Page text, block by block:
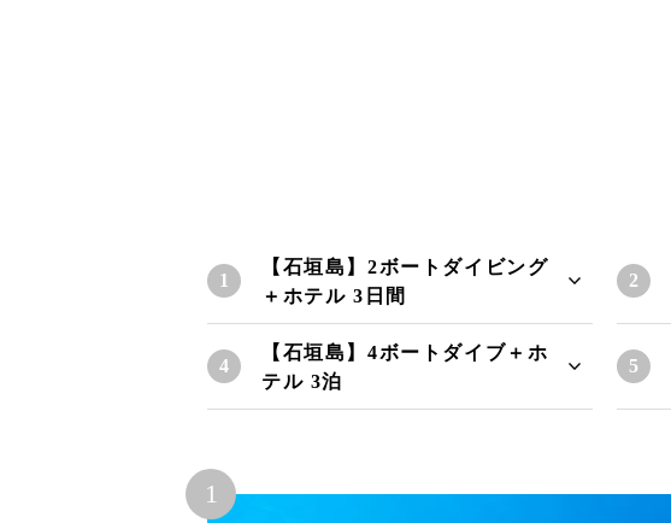
【石垣島】2ボートダイビング
＋ホテル 3日間
【石垣島】4ボートダイブ＋ホ
テル 3泊